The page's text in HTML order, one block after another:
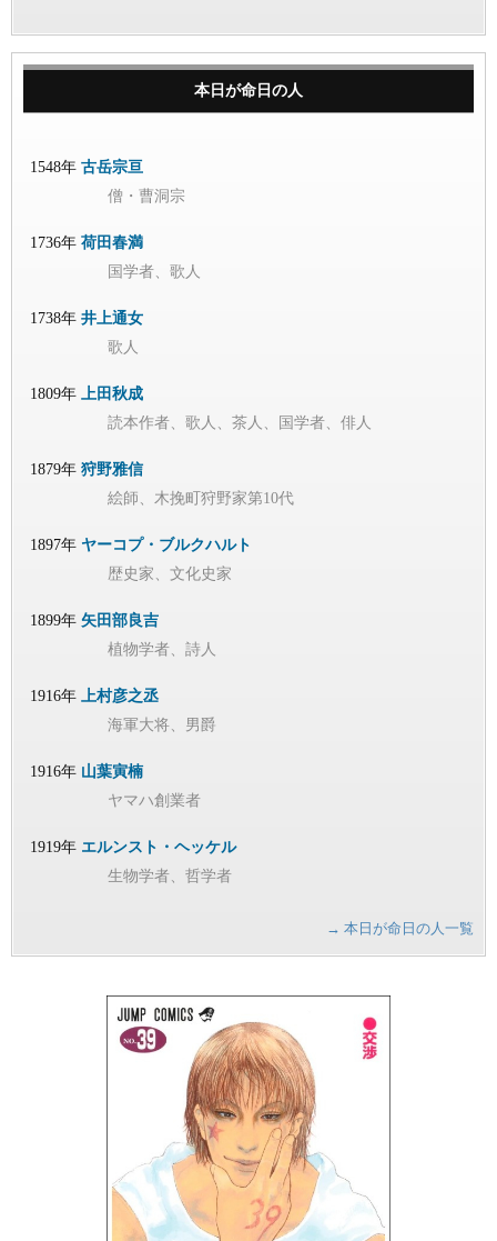
本日が命日の人
1548年 古岳宗亘
僧・曹洞宗
1736年 荷田春満
国学者、歌人
1738年 井上通女
歌人
1809年 上田秋成
読本作者、歌人、茶人、国学者、俳人
1879年 狩野雅信
絵師、木挽町狩野家第10代
1897年 ヤーコプ・ブルクハルト
歴史家、文化史家
1899年 矢田部良吉
植物学者、詩人
1916年 上村彦之丞
海軍大将、男爵
1916年 山葉寅楠
ヤマハ創業者
1919年 エルンスト・ヘッケル
生物学者、哲学者
→ 本日が命日の人一覧